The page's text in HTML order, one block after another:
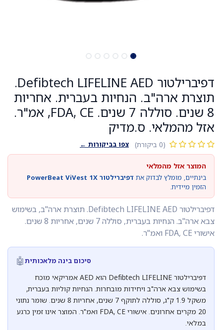
דפיברילטור Defibtech LIFELINE AED.
תוצרת ארה"ב. הנחיות בעברית. אחריות
8 שנים. סוללה 7 שנים. FDA, CE, אמ"ר.
אזל מהמלאי. ס.מדיק
(0 ביקורת) צפו בביקורות ←
המוצר אזל מהמלאי
בינתיים, מומלץ לבדוק את דפיברילטור PowerBeat ViVest 1X
הזמין מיידית.
דפיברילטור Defibtech LIFELINE AED. תוצרת ארה"ב, בשימוש
צבא ארה"ב. הנחיות בעברית, סוללה 7 שנים, אחריות 8 שנים.
אישורי FDA, CE ואמ"ר.
סיכום בינה מלאכותית🤖
דפיברילטור Defibtech LIFELINE הוא AED אמריקאי מוכח
בשימוש צבא ארה"ב ויחידות מובחרות. הנחיות קוליות בעברית,
משקל 1.9 ק"ג, סוללה לתוקף 7 שנים, אחריות 8 שנים. שומר נתוני
20 מקרים אחרונים. אישורי FDA, CE ואמ"ר. המוצר אינו זמין כרגע
במלאי.